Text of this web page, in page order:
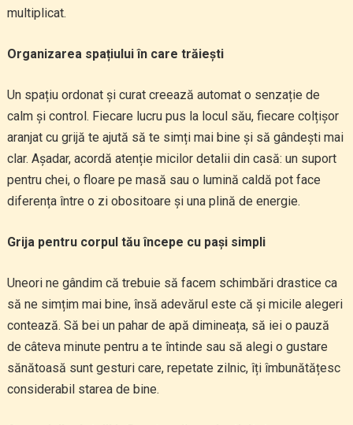
multiplicat.
Organizarea spațiului în care trăiești
Un spațiu ordonat și curat creează automat o senzație de
calm și control. Fiecare lucru pus la locul său, fiecare colțișor
aranjat cu grijă te ajută să te simți mai bine și să gândești mai
clar. Așadar, acordă atenție micilor detalii din casă: un suport
pentru chei, o floare pe masă sau o lumină caldă pot face
diferența între o zi obositoare și una plină de energie.
Grija pentru corpul tău începe cu pași simpli
Uneori ne gândim că trebuie să facem schimbări drastice ca
să ne simțim mai bine, însă adevărul este că și micile alegeri
contează. Să bei un pahar de apă dimineața, să iei o pauză
de câteva minute pentru a te întinde sau să alegi o gustare
sănătoasă sunt gesturi care, repetate zilnic, îți îmbunătățesc
considerabil starea de bine.